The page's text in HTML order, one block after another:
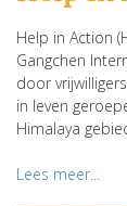
Help in Action
Gangchen
door
in leven
Himalaya
Lees meer...